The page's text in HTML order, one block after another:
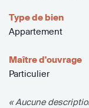
Type de bien
Appartement
Maître d'ouvrage
Particulier
« Aucune